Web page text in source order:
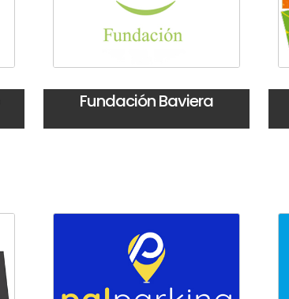
Fundación Baviera